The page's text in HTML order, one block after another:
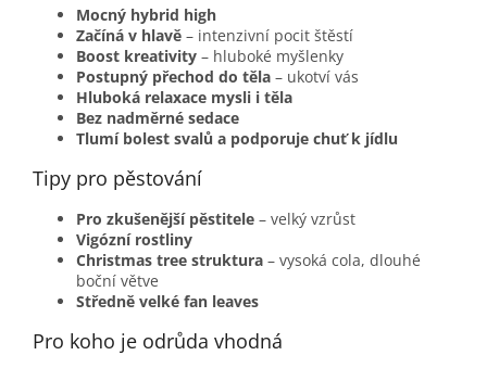
Mocný hybrid high
Začíná v hlavě – intenzivní pocit štěstí
Boost kreativity – hluboké myšlenky
Postupný přechod do těla – ukotví vás
Hluboká relaxace mysli i těla
Bez nadměrné sedace
Tlumí bolest svalů a podporuje chuť k jídlu
Tipy pro pěstování
Pro zkušenější pěstitele – velký vzrůst
Vigózní rostliny
Christmas tree struktura – vysoká cola, dlouhé
boční větve
Středně velké fan leaves
Pro koho je odrůda vhodná